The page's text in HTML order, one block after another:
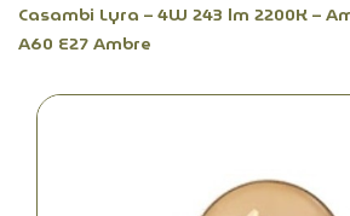
Casambi Lyra – 4W 243 lm 2200K –
A60 E27 Ambre